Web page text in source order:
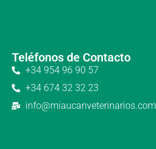
Teléfonos de Contacto
+34 954 96 90 57
+34 674 32 32 23
info@miaucanveterinarios.com